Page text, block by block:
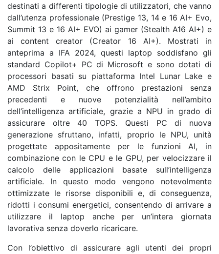
destinati a differenti tipologie di utilizzatori, che vanno
dall’utenza professionale (Prestige 13, 14 e 16 AI+ Evo,
Summit 13 e 16 AI+ EVO) ai gamer (Stealth A16 AI+) e
ai content creator (Creator 16 AI+). Mostrati in
anteprima a IFA 2024, questi laptop soddisfano gli
standard Copilot+ PC di Microsoft e sono dotati di
processori basati su piattaforma Intel Lunar Lake e
AMD Strix Point, che offrono prestazioni senza
precedenti e nuove potenzialità nell’ambito
dell’intelligenza artificiale, grazie a NPU in grado di
assicurare oltre 40 TOPS. Questi PC di nuova
generazione sfruttano, infatti, proprio le NPU, unità
progettate appositamente per le funzioni AI, in
combinazione con le CPU e le GPU, per velocizzare il
calcolo delle applicazioni basate sull’intelligenza
artificiale. In questo modo vengono notevolmente
ottimizzate le risorse disponibili e, di conseguenza,
ridotti i consumi energetici, consentendo di arrivare a
utilizzare il laptop anche per un’intera giornata
lavorativa senza doverlo ricaricare.
Con l’obiettivo di assicurare agli utenti dei propri